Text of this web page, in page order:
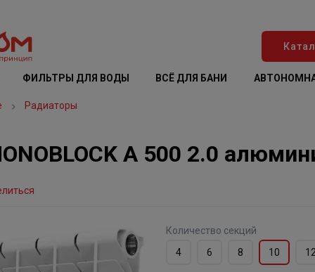
ФИЛЬТРЫ ДЛЯ ВОДЫ ВСЁ ДЛЯ БАНИ
Радиаторы
A 500 2.0
Количество секций
4
6 8 10